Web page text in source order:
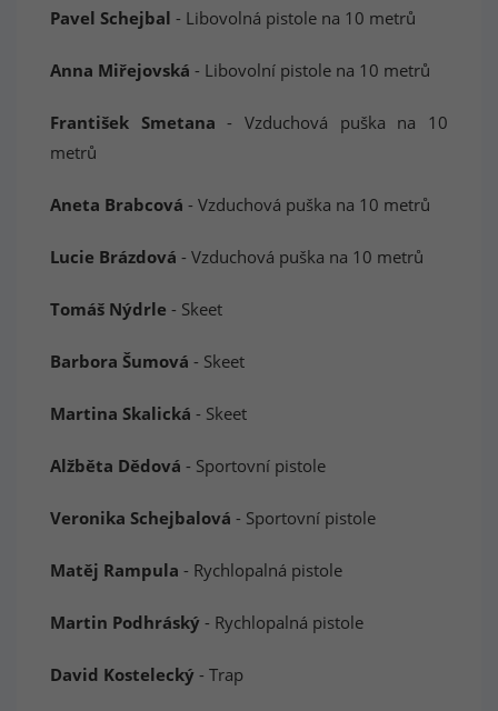
Pavel Schejbal - Libovolná pistole na 10 metrů
Anna Miřejovská - Libovolní pistole na 10 metrů
František Smetana - Vzduchová puška na 10
metrů
Aneta Brabcová - Vzduchová puška na 10 metrů
Lucie Brázdová - Vzduchová puška na 10 metrů
Tomáš Nýdrle - Skeet
Barbora Šumová - Skeet
Martina Skalická - Skeet
Alžběta Dědová - Sportovní pistole
Veronika Schejbalová - Sportovní pistole
Matěj Rampula - Rychlopalná pistole
Martin Podhráský - Rychlopalná pistole
David Kostelecký - Trap